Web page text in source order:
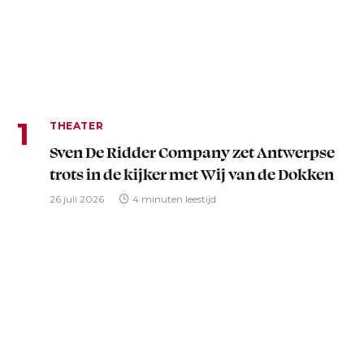
THEATER
Sven De Ridder Company zet Antwerpse
trots in de kijker met Wij van de Dokken
26 juli 2026 4 minuten leestijd